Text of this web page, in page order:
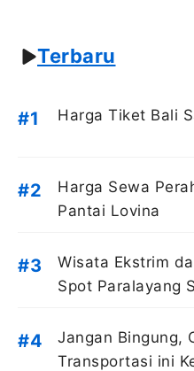
Terbaru
Harga Tiket Bali
Harga Sewa
Pantai Lovina
Wisata Ekstrim
Spot Paralayang
Jangan Bingung,
Transportasi ini